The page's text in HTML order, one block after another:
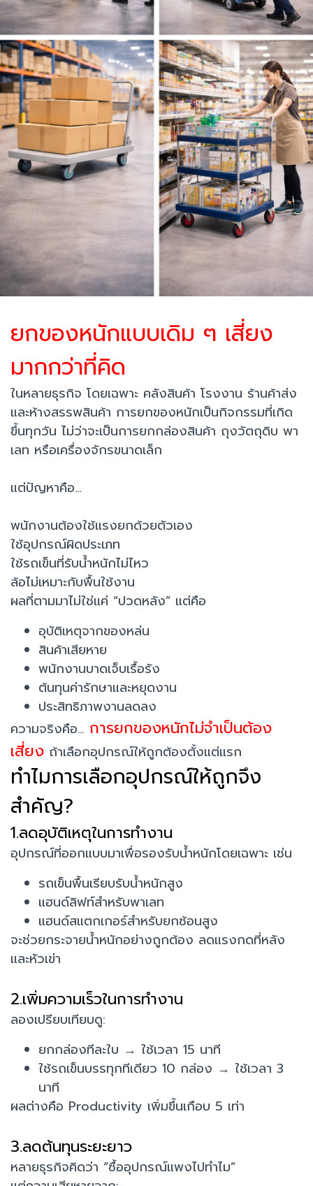
ยกของหนักแบบเดิม ๆ เสี่ยง
มากกว่าที่คิด
ในหลายธุรกิจ โดยเฉพาะ คลังสินค้า โรงงาน ร้านค้าส่ง
และห้างสรรพสินค้า การยกของหนักเป็นกิจกรรมที่เกิด
ขึ้นทุกวัน ไม่ว่าจะเป็นการยกกล่องสินค้า ถุงวัตถุดิบ พา
เลท หรือเครื่องจักรขนาดเล็ก
แต่ปัญหาคือ…
พนักงานต้องใช้แรงยกด้วยตัวเอง
ใช้อุปกรณ์ผิดประเภท
ใช้รถเข็นที่รับน้ำหนักไม่ไหว
ล้อไม่เหมาะกับพื้นใช้งาน
ผลที่ตามมาไม่ใช่แค่ “ปวดหลัง” แต่คือ
อุบัติเหตุจากของหล่น
สินค้าเสียหาย
พนักงานบาดเจ็บเรื้อรัง
ต้นทุนค่ารักษาและหยุดงาน
ประสิทธิภาพงานลดลง
ความจริงคือ… การยกของหนักไม่จำเป็นต้อง
เสี่ยง ถ้าเลือกอุปกรณ์ให้ถูกต้องตั้งแต่แรก
ทำไมการเลือกอุปกรณ์ให้ถูกจึง
สำคัญ?
1.ลดอุบัติเหตุในการทำงาน
อุปกรณ์ที่ออกแบบมาเพื่อรองรับน้ำหนักโดยเฉพาะ เช่น
รถเข็นพื้นเรียบรับน้ำหนักสูง
แฮนด์ลิฟท์สำหรับพาเลท
แฮนด์สแตกเกอร์สำหรับยกซ้อนสูง
จะช่วยกระจายน้ำหนักอย่างถูกต้อง ลดแรงกดที่หลัง
และหัวเข่า
2.เพิ่มความเร็วในการทำงาน
ลองเปรียบเทียบดู:
ยกกล่องทีละใบ → ใช้เวลา 15 นาที
ใช้รถเข็นบรรทุกทีเดียว 10 กล่อง → ใช้เวลา 3
นาที
ผลต่างคือ Productivity เพิ่มขึ้นเกือบ 5 เท่า
3.ลดต้นทุนระยะยาว
หลายธุรกิจคิดว่า “ซื้ออุปกรณ์แพงไปทำไม”